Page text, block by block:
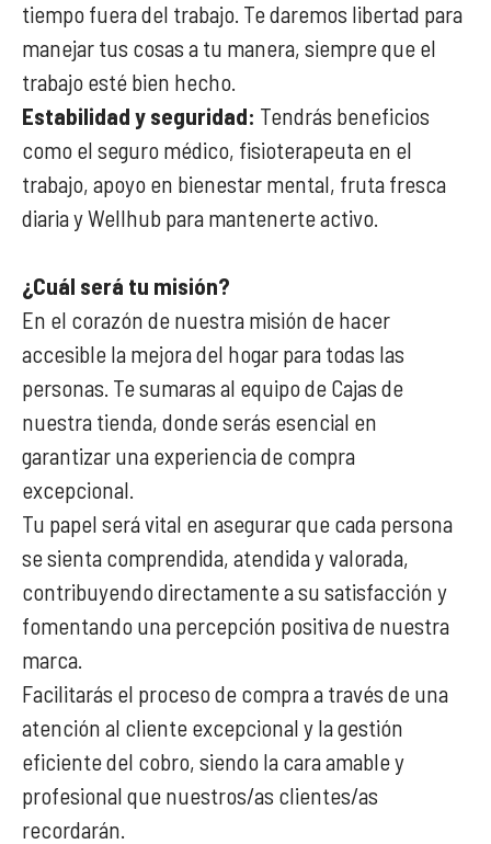
tiempo fuera del trabajo. Te daremos libertad para
manejar tus cosas a tu manera, siempre que el
trabajo esté bien hecho.
Estabilidad y seguridad: Tendrás beneficios
como el seguro médico, fisioterapeuta en el
trabajo, apoyo en bienestar mental, fruta fresca
diaria y Wellhub para mantenerte activo.
¿Cuál será tu misión?
En el corazón de nuestra misión de hacer
accesible la mejora del hogar para todas las
personas. Te sumaras al equipo de Cajas de
nuestra tienda, donde serás esencial en
garantizar una experiencia de compra
excepcional.
Tu papel será vital en asegurar que cada persona
se sienta comprendida, atendida y valorada,
contribuyendo directamente a su satisfacción y
fomentando una percepción positiva de nuestra
marca.
Facilitarás el proceso de compra a través de una
atención al cliente excepcional y la gestión
eficiente del cobro, siendo la cara amable y
profesional que nuestros/as clientes/as
recordarán.